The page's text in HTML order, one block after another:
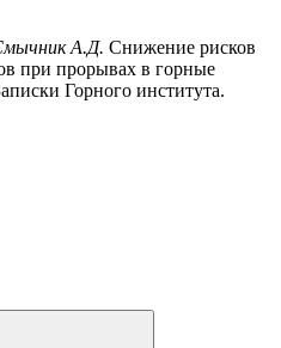
А.Д. Снижение рисков
при прорывах в горные
Горного института.